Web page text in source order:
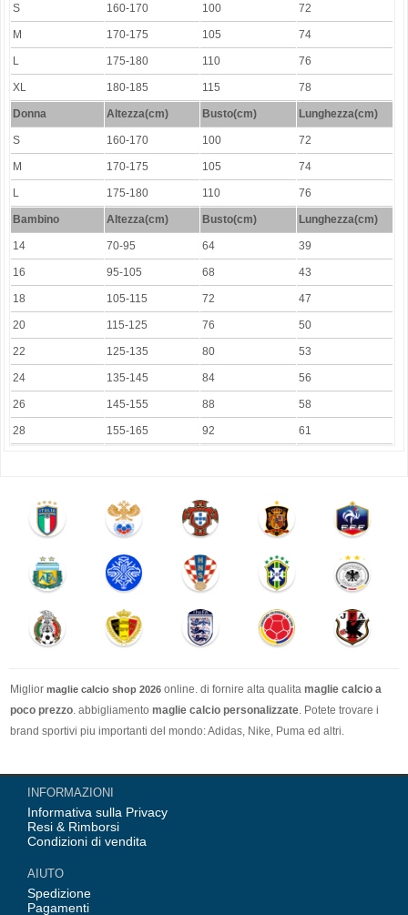
S 160-170 100 72
M 170-175 105 74
L 175-180 110 76
XL 180-185 115 78
Donna Altezza(cm) Busto(cm) Lunghezza(cm)
S 160-170 100 72
M 170-175 105 74
L 175-180 110 76
Bambino Altezza(cm) Busto(cm) Lunghezza(cm)
14 70-95 64 39
16 95-105 68 43
18 105-115 72 47
20 115-125 76 50
22 125-135 80 53
24 135-145 84 56
26 145-155 88 58
28 155-165 92 61
Miglior maglie calcio shop 2026 online. di fornire alta qualita maglie calcio a
poco prezzo . abbigliamento maglie calcio personalizzate . Potete trovare i
brand sportivi piu importanti del mondo: Adidas, Nike, Puma ed altri.
Nel nostro negozio trovi le calcio maglie italia Top Coppa Mondo 2026 Team(
Italia, Germania, Spagna, Argentina, Francia, Portogallo etc) piu importanti
delle squadre italiane (Juventus, AC Milan, Inter Milan, etc). Top europee
Team(Barcellona, Real Madrid, Bayern Monaco, Manchester United, Leicester
INFORMAZIONI
Informativa sulla Privacy
Resi & Rimborsi
Condizioni di vendita
AIUTO
Spedizione
Pagamenti